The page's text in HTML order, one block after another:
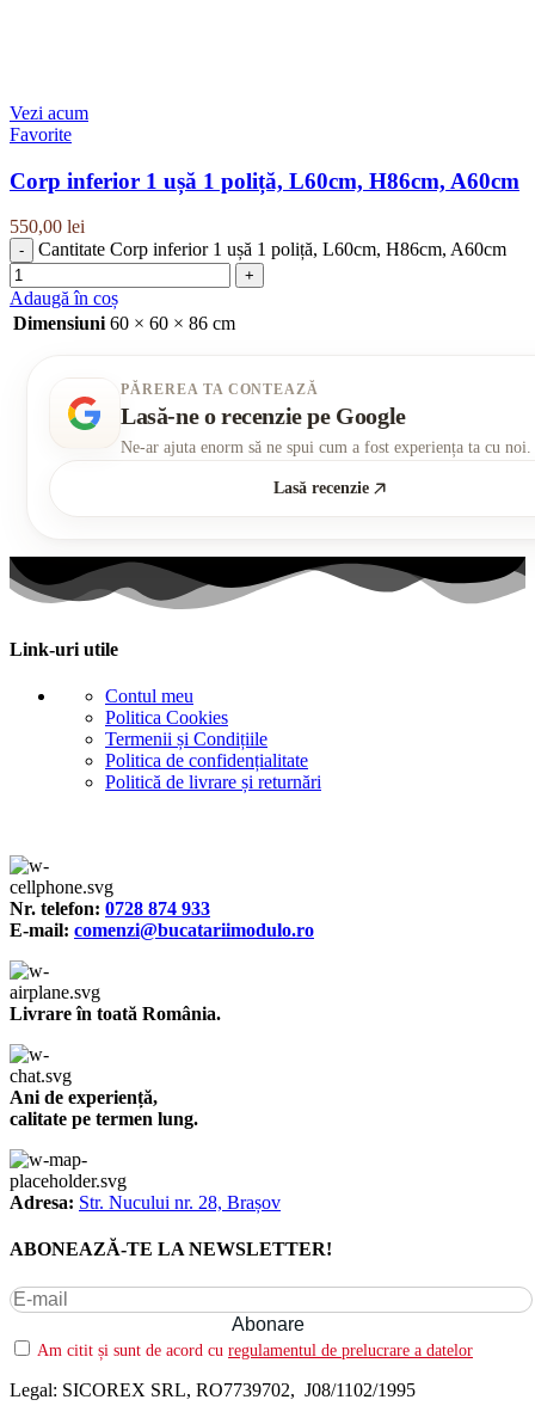
Vezi acum
Favorite
Corp inferior 1 ușă 1 poliță, L60cm, H86cm, A60cm
550,00 lei
Cantitate Corp inferior 1 ușă 1 poliță, L60cm, H86cm, A60cm
Adaugă în coș
Dimensiuni 60 × 60 × 86 cm
PĂREREA TA CONTEAZĂ
Lasă-ne o recenzie pe Google
Ne-ar ajuta enorm să ne spui cum a fost experiența ta cu noi.
Lasă recenzie
Link-uri utile
Contul meu
Politica Cookies
Termenii și Condițiile
Politica de confidențialitate
Politică de livrare și returnări
Nr. telefon: 0728 874 933
E-mail: comenzi@bucatariimodulo.ro
Livrare în toată România.
Ani de experiență,
calitate pe termen lung.
Adresa: Str. Nucului nr. 28, Brașov
ABONEAZĂ-TE LA NEWSLETTER!
Am citit și sunt de acord cu regulamentul de prelucrare a datelor
Legal: SICOREX SRL, RO7739702, J08/1102/1995